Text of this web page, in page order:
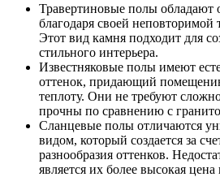
Травертиновые полы
благодаря своей неповторимой
Этот вид камня подходит для
стильного интерьера.
Известняковые полы имеют
оттенок, придающий
теплоту. Они не требуют
прочны по сравнению с
Сланцевые полы отличаются
видом, который создается за
разнообразия оттенков.
является их более высокая